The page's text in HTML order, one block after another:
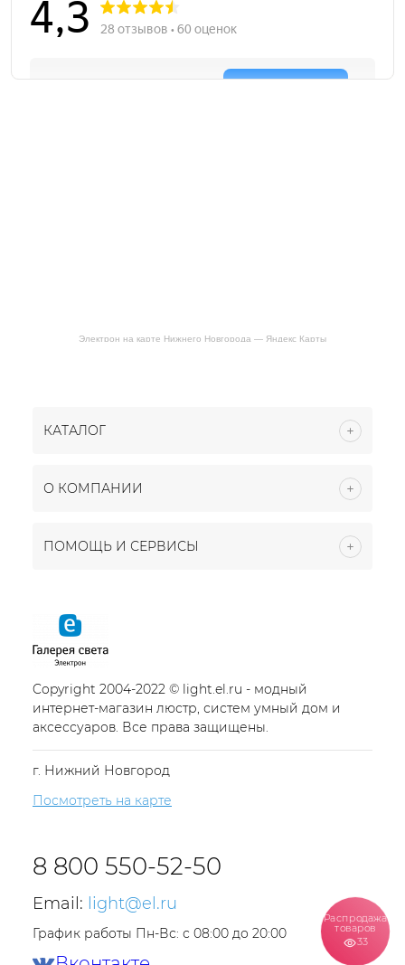
Электрон на карте Нижнего Новгорода — Яндекс Карты
КАТАЛОГ
О КОМПАНИИ
ПОМОЩЬ И СЕРВИСЫ
Copyright 2004-2022 © light.el.ru - модный
интернет-магазин люстр, систем умный дом и
аксессуаров. Все права защищены.
г. Нижний Новгород
Посмотреть на карте
8 800 550-52-50
Email: light@el.ru
График работы Пн-Вс: с 08:00 до 20:00
Распродажа
товаров
33